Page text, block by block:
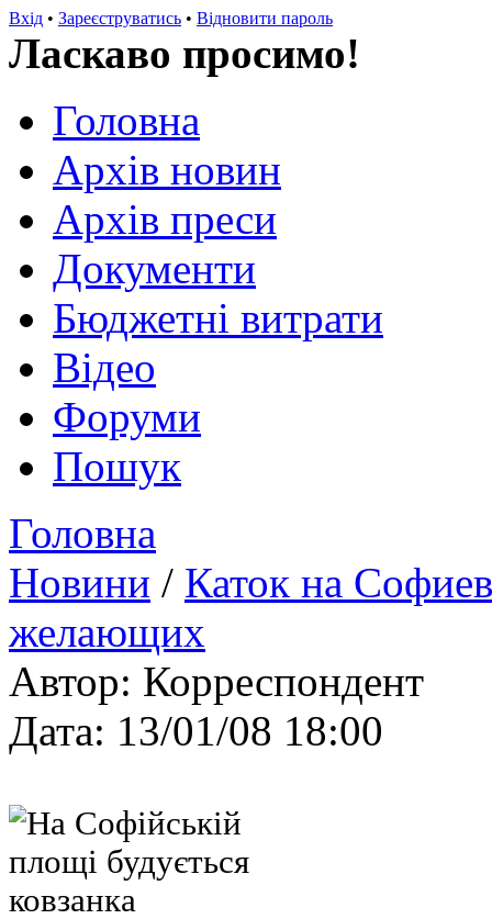
Вхід • Зареєструватись • Відновити пароль
Ласкаво просимо!
Головна
Архів новин
Архів преси
Документи
Бюджетні витрати
Відео
Форуми
Пошук
Головна
Новини / Каток на
желающих
Автор: Корреспондент
Дата: 13/01/08 18:00